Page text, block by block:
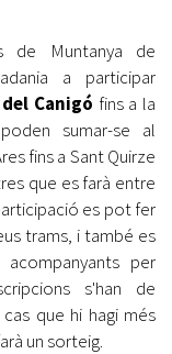
de Muntanya de
a participar
Canigó fins a la
sumar-se al
fins a Sant Quirze
que es farà entre
es pot fer
trams, i també es
per
s'han de
que hi hagi més
un sorteig.